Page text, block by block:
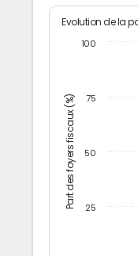
Part des foyers fiscaux (%)
Evolution de la
25
50
75
100